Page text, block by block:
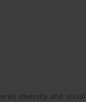
diversity and social